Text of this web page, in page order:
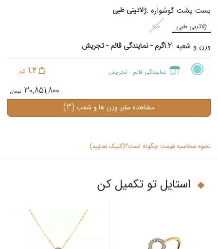
بست پشت گوشواره :ژلاتینی طبی
ژلاتینی طبی طلا
وزن و شعبه :1.2گرم - نمایندگی قائم - تجریش
نمایندگی قائم - تجریش 1.2 گرم
30,851,800
مشاهده سایر وزن ها و شعب (3)
نحوه محاسبه قیمت چگونه است؟(کلیک نمایید)
استایل تو تکمیل کن